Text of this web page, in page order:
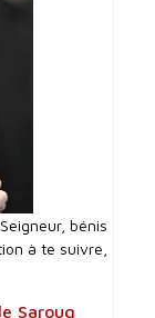
Seigneur, bénis
à te suivre,
Saroug